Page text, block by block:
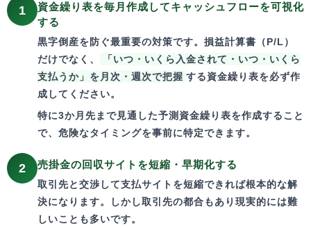
1
資金繰り表を毎月作成してキャッシュフローを可視化
する
黒字倒産を防ぐ最重要の対策です。損益計算書（P/L）
だけでなく、
「いつ・いくら入金されて・いつ・いくら
支払うか」を月次・週次で把握 する資金繰り表を必ず作
成してください。
特に3か月先まで見通した予測資金繰り表を作成すること
で、危険なタイミングを事前に特定できます。
2 売掛金の回収サイトを短縮・早期化する
取引先と交渉して支払サイトを短縮できれば根本的な解
決になります。しかし取引先の都合もあり現実的には難
しいことも多いです。